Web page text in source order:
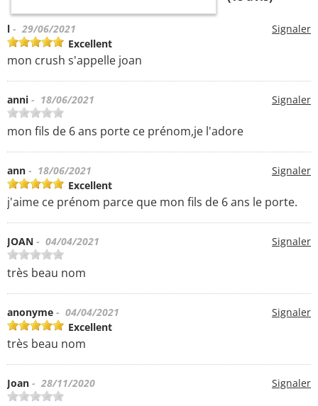
Signaler
l - 29/06/2021
Excellent
mon crush s'appelle joan
Signaler
anni - 18/06/2021
mon fils de 6 ans porte ce prénom,je l'adore
Signaler
ann - 18/06/2021
Excellent
j'aime ce prénom parce que mon fils de 6 ans le porte.
Signaler
JOAN - 04/04/2021
très beau nom
Signaler
anonyme - 04/04/2021
Excellent
très beau nom
Signaler
Joan - 28/11/2020